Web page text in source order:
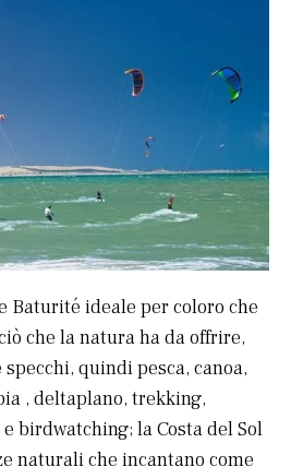
Baturité ideale per coloro che
che la natura ha da offrire,
quindi pesca, canoa,
, deltaplano, trekking,
birdwatching; la Costa del Sol
naturali che incantano come